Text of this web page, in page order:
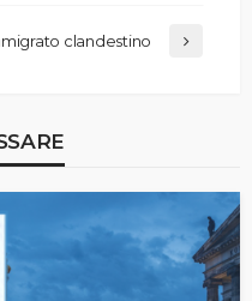
clandestino